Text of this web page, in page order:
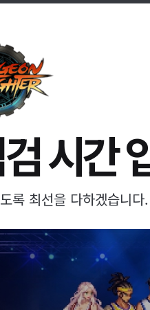
시간
록 최선을 다하겠습니다.